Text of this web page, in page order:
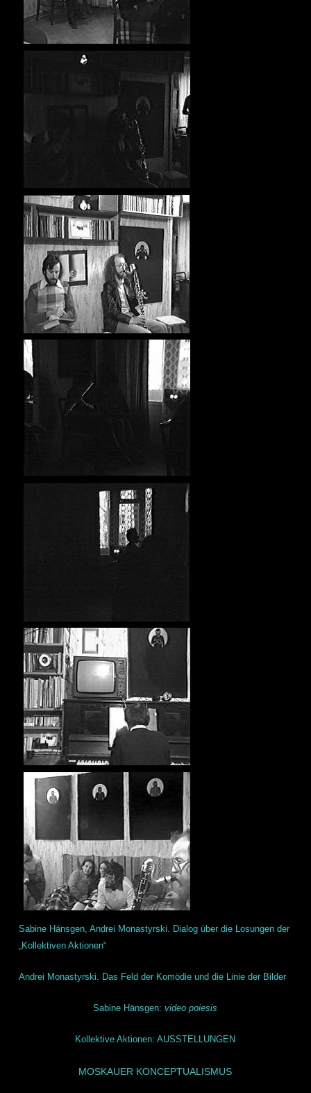
Sabine Hänsgen, Andrei Monastyrski. Dialog über die Losungen der
„Kollektiven Aktionen“
Andrei Monastyrski. Das Feld der Komödie und die Linie der Bilder
Sabine Hänsgen:video poiesis
Kollektive Aktionen: AUSSTELLUNGEN
MOSKAUER KONCEPTUALISMUS